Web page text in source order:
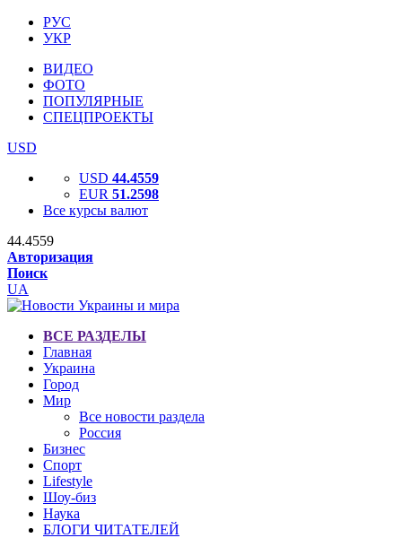
РУС
УКР
ВИДЕО
ФОТО
ПОПУЛЯРНЫЕ
СПЕЦПРОЕКТЫ
USD
USD 44.4559
EUR 51.2598
Все курсы валют
44.4559
Авторизация
Поиск
UA
ВСЕ РАЗДЕЛЫ
Главная
Украина
Город
Мир
Все новости раздела
Россия
Бизнес
Спорт
Lifestyle
Шоу-биз
Наука
БЛОГИ ЧИТАТЕЛЕЙ